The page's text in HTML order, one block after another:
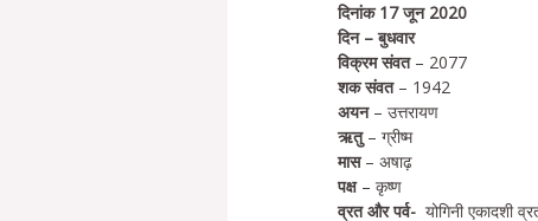
दिनांक 17 जून 2020
दिन – बुधवार
विक्रम संवत– 2077
शक संवत– 1942
अयन– उत्तरायण
ऋतु– ग्रीष्म
मास– अषाढ़
पक्ष– कृष्ण
व्रत और पर्व- योगिनी एकादशी